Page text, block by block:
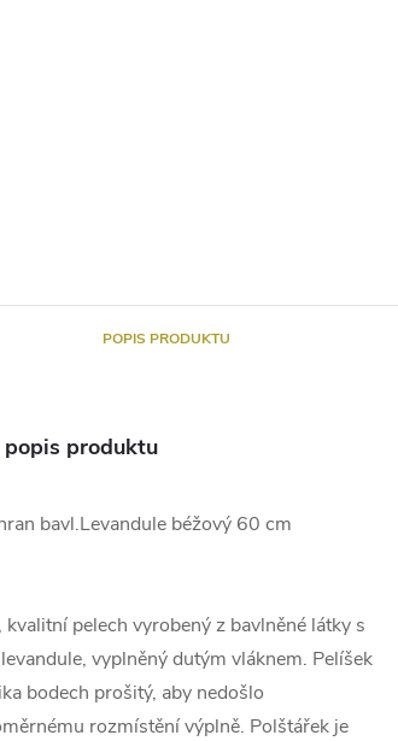
POPIS PRODUKTU
produktu
bavl.Levandule béžový 60 cm
kvalitní pelech vyrobený z bavlněné látky s
vyplněný dutým vláknem. Pelíšek
bodech prošitý, aby nedošlo
rozmístění výplně. Polštářek je